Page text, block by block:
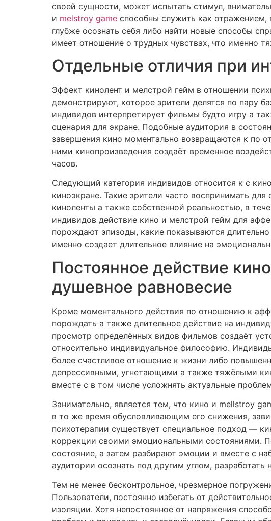
своей сущности, может испытать стимул,
и melstroy game способны служить как отражением,
глубже осознать себя либо найти новые способы
имеет отношение о трудных чувствах, что именно
Отдельные отличия при
Эффект кинолент и мелстрой гейм в отношении
демонстрируют, которое зрители делятся по пару
индивидов интерпретирует фильмы будто игру а
сценария для экране. Подобные аудитория в
завершения кино моментально возвращаются к по
ними кинопроизведения создаёт временное
часов.
Следующий категория индивидов относится к с
киноэкранe. Такие зрители часто воспринимать
киноленты а также собственной реальностью, в
индивидов действие кино и мелстрой гейм для
порождают эпизоды, какие показываются
именно создает длительное влияние на
Постоянное действие
душевное равновесие
Кроме моментального действия по отношению к
порождать а также длительное действие на
просмотр определённых видов фильмов создаёт
относительно индивидуальное философию.
более счастливое отношение к жизни либо
депрессивными, угнетающими а также тяжёлыми
вместе с в том числе усложнять актуальные
Занимательно, является тем, что кино и mellstroy
в то же время обусловливающим его снижения,
психотерапии существует специальное подход —
коррекции своими эмоциональными состояниями.
состояние, а затем разбирают эмоции и вместе с
аудитории осознать под другим углом,
Тем не менее бесконтрольное, чрезмерное
Пользователи, постоянно избегать от
изоляции. Хотя непостоянное от напряжения